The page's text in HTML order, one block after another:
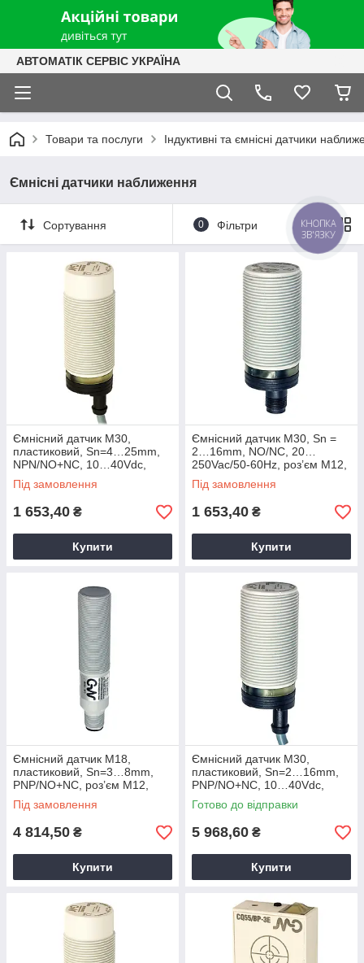
АВТОМАТІК СЕРВІС УКРАЇНА
Товари та послуги Індуктивні та ємнісні датчики
Ємнісні датчики наближення
Сортування 0 Фільтри
Ємнісний датчик M30,
пластиковий, Sn=4…25mm,
NPN/NO+NC, 10…40Vdc,
кабель 2м, C30P/BN-2A M.D.
Micro Detectors
Під замовлення
1 653,40 ₴
Купити
Ємнісний датчик M30, Sn =
2…16mm, NO/NC, 20…
250Vac/50-60Hz, роз’єм M12,
C30P/00-1E M.D. Micro
Detectors
Під замовлення
1 653,40 ₴
Купити
Ємнісний датчик M18,
пластиковий, Sn=3…8mm,
PNP/NO+NC, роз’єм М12,
C18P/BP-1E M.D. Micro
Detectors
Під замовлення
4 814,50 ₴
Купити
Ємнісний датчик M30,
пластиковий, Sn=2…16mm,
PNP/NO+NC, 10…40Vdc,
кабель 2м, C30P/BP-1A M.D.
Micro Detectors
Готово до відправки
5 968,60 ₴
Купити
КНОПКА
ЗВ'ЯЗКУ